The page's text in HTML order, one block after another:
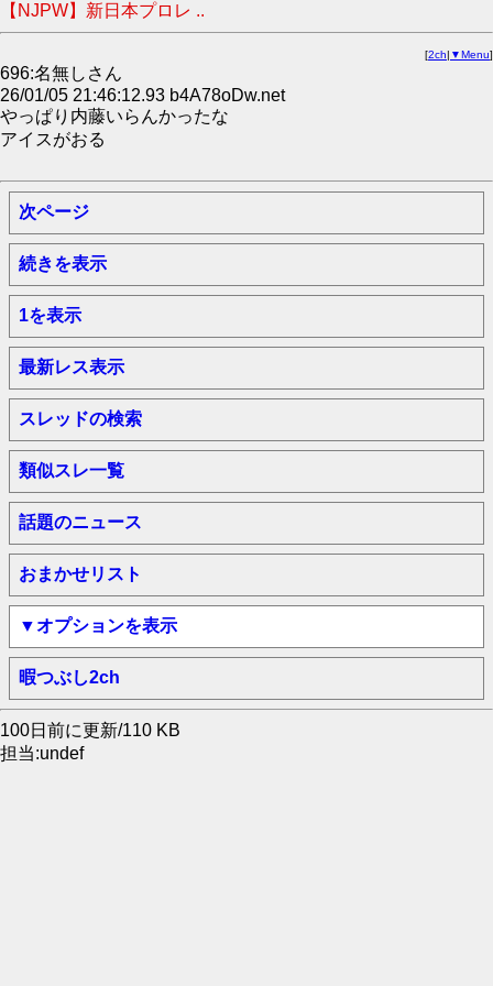
【NJPW】新日本プロレ ..
[2ch| ▼Menu]
696:名無しさん
26/01/05 21:46:12.93 b4A78oDw.net
やっぱり内藤いらんかったな
アイスがおる
次ページ
続きを表示
1を表示
最新レス表示
スレッドの検索
類似スレ一覧
話題のニュース
おまかせリスト
▼オプションを表示
暇つぶし2ch
100日前に更新/110 KB
担当:undef